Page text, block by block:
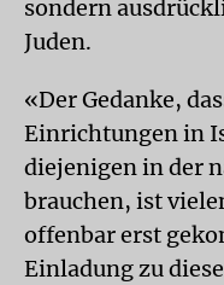
sondern
Juden.
«Der Gedanke,
Einrichtungen in
diejenigen in der
brauchen, ist
offenbar erst
Einladung zu